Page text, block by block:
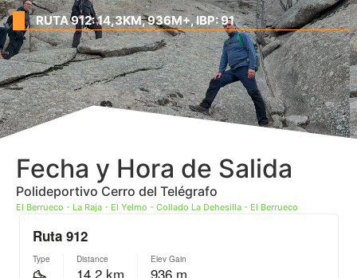
RUTA 912: 14,3KM, 936M+, IBP: 91
Fecha y Hora de Salida
Polideportivo Cerro del Telégrafo
El Berrueco - La Raja - El Yelmo - Collado La Dehesilla - El Berrueco